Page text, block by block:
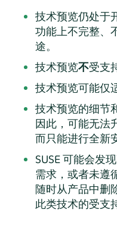
技术预览仍处于
功能上不完整、
途。
技术预览不受支
技术预览可能仅
技术预览的细节
因此，可能无法
而只能进行全新
SUSE 可能会发
需求，或者未遵
随时从产品中删
此类技术的受支